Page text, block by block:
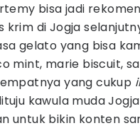
bisa jadi
krim di Jogja
gelato yang bisa
mint, marie biscuit,
yang cukup
kawula muda
untuk bikin konten